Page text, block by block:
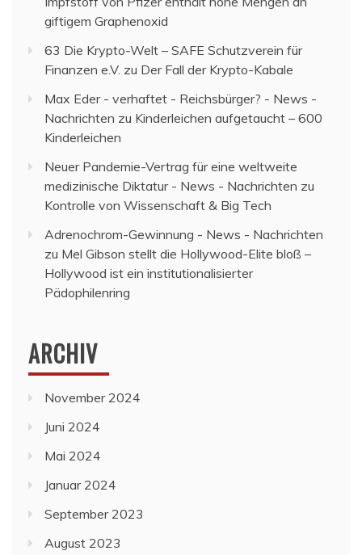
giftigem Graphenoxid
63 Die Krypto-Welt – SAFE Schutzverein für
Finanzen e.V. zu Der Fall der Krypto-Kabale
Max Eder - verhaftet - Reichsbürger? - News -
Nachrichten zu Kinderleichen aufgetaucht – 600
Kinderleichen
Neuer Pandemie-Vertrag für eine weltweite
medizinische Diktatur - News - Nachrichten zu
Kontrolle von Wissenschaft & Big Tech
Adrenochrom-Gewinnung - News - Nachrichten
zu Mel Gibson stellt die Hollywood-Elite bloß –
Hollywood ist ein institutionalisierter
Pädophilenring
ARCHIV
November 2024
Juni 2024
Mai 2024
Januar 2024
September 2023
August 2023